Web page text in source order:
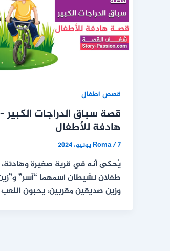
قصص اطفال
قصة سباق الدراجات
هادفة للأطفال
Roma/7 يونيو، 2024
يُحكى أنه في قرية صغيرة
طفلان نشيطان اسمهما “آسر”
وزين صديقين مقربين، يحبون